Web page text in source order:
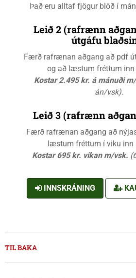
Það eru alltaf fjögur blöð í
Leið 2 (rafrænn
útgáfu
Færð rafrænan aðgang að pdf
og að læstum fréttum inn
Kostar 2.495 kr. á mánuði
án/vsk).
Leið 3 (rafrænn
Færð rafrænan aðgang að
læstum fréttum í viku inn
Kostar 695 kr. vikan m/vsk.
INNSKRÁNING
TIL BAKA